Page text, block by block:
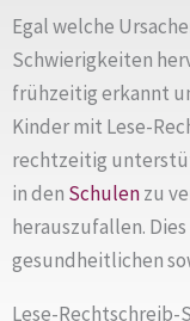
Egal welche
Schwierigkeiten
frühzeitig erkannt
Kinder mit Lese-
rechtzeitig
in den Schulenzu
herauszufallen.
gesundheitlichen
Lese-Rechtschreib-